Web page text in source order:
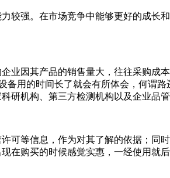
较强。在市场竞争中能够更好的成
业因其产品的销售量大，往往采购
用的时间长了就会有所体会，何谓
研机构、第三方检测机构以及企业品
可等信息，作为对其了解的依据；
在购买的时候感觉实惠，一经使用就后